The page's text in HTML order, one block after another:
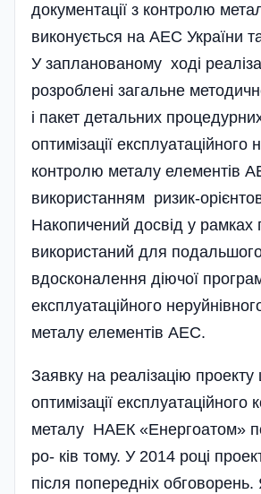
документації з контролю
виконується на АЕС України
У запланованому ході
розроблені загальне
і пакет детальних
оптимізації експлуатаційного
контролю металу елемен­тів
використанням ризик-
Накопичений досвід у рамках
використаний для
вдосконалення діючої
експлуатаційного
металу елементів АЕС.
Заявку на реалізацію
оптимізації експлуатаційного
металу НАЕК «Енергоатом»
ро­- ків тому. У 2014 році
після попередніх